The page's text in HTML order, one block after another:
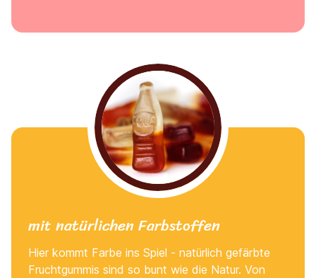
mit natürlichen Farbstoffen
Hier kommt Farbe ins Spiel - natürlich gefärbte
Fruchtgummis sind so bunt wie die Natur. Von